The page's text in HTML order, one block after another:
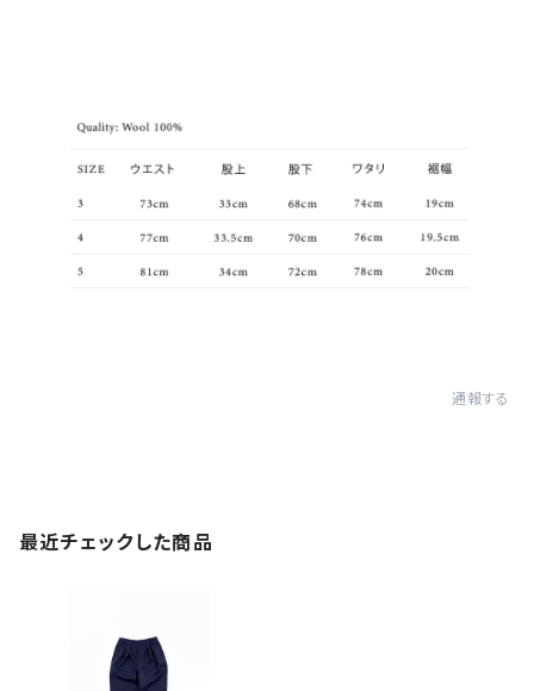
通報する
最近チェックした商品